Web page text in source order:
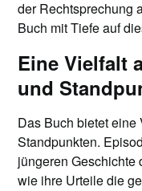
der Rechtsprechung
Buch mit Tiefe auf
Eine Vielfalt
und
Das Buch bietet
Standpunkten.
jüngeren Geschichte
wie ihre Urteile die